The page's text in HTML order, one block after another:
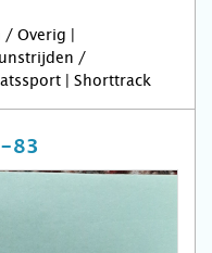
Overig |
/
| Shorttrack
83